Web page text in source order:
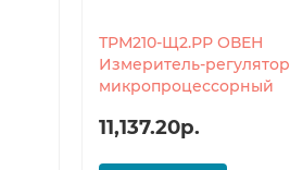
ТРМ210-Щ2.РР ОВЕН
Измеритель-регулятор
микропроцессорный
11,137.20р.